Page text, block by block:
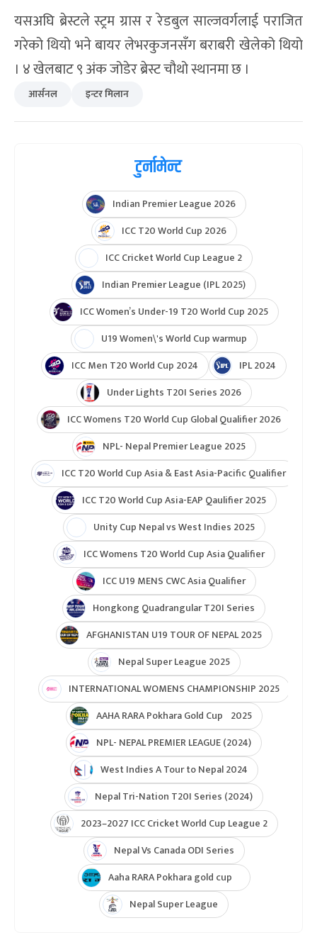
यसअघि ब्रेस्टले स्ट्रम ग्रास र रेडबुल साल्जवर्गलाई पराजित
गरेको थियो भने बायर लेभरकुजनसँग बराबरी खेलेको थियो
। ४ खेलबाट ९ अंक जोडेर ब्रेस्ट चौथो स्थानमा छ ।
आर्सनल इन्टर मिलान
टुर्नामेन्ट
Indian Premier League 2026
ICC T20 World Cup 2026
ICC Cricket World Cup League 2
Indian Premier League (IPL 2025)
ICC Women’s Under-19 T20 World Cup 2025
U19 Women\'s World Cup warmup
ICC Men T20 World Cup 2024
IPL 2024
Under Lights T20I Series 2026
ICC Womens T20 World Cup Global Qualifier 2026
NPL- Nepal Premier League 2025
ICC T20 World Cup Asia & East Asia-Pacific Qualifier
ICC T20 World Cup Asia-EAP Qaulifier 2025
Unity Cup Nepal vs West Indies 2025
ICC Womens T20 World Cup Asia Qualifier
ICC U19 MENS CWC Asia Qualifier
Hongkong Quadrangular T20I Series
AFGHANISTAN U19 TOUR OF NEPAL 2025
Nepal Super League 2025
INTERNATIONAL WOMENS CHAMPIONSHIP 2025
AAHA RARA Pokhara Gold Cup 2025
NPL- NEPAL PREMIER LEAGUE (2024)
West Indies A Tour to Nepal 2024
Nepal Tri-Nation T20I Series (2024)
2023–2027 ICC Cricket World Cup League 2
Nepal Vs Canada ODI Series
Aaha RARA Pokhara gold cup
Nepal Super League